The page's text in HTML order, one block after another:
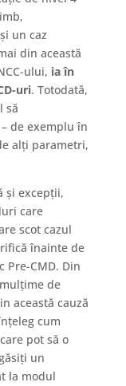
un caz
din această
ului, ia în
uri. Totodată,
să
de exemplu în
alți parametri,
și excepții,
care
scot cazul
înainte de
Pre-CMD. Din
de
această cauză
cum
pot să o
un
la modul